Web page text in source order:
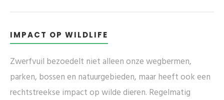
IMPACT OP WILDLIFE
Zwerfvuil bezoedelt niet alleen onze wegbermen,
parken, bossen en natuurgebieden, maar heeft ook een
rechtstreekse impact op wilde dieren. Regelmatig